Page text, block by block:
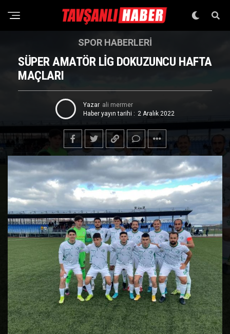
SPOR HABERLERI
SÜPER AMATÖR LİG DOKUZUNCU HAFTA
MAÇLARI
Yazar ali mermer
Haber yayın tarihi : 2 Aralık 2022